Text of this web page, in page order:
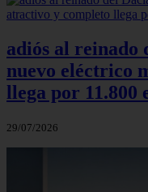
adiós al reinado
nuevo eléctrico
llega por 11.800
29/07/2026